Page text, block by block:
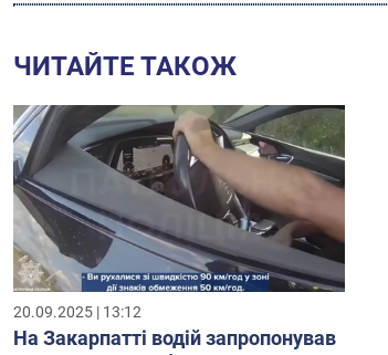
ЧИТАЙТЕ ТАКОЖ
20.09.2025 | 13:12
На Закарпатті водій запропонував